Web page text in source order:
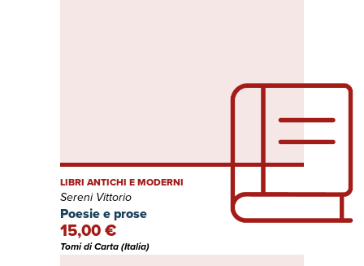
Poesie e prose
LIBRI ANTICHI E MODERNI
Sereni Vittorio
15,00 €
Tomi di Carta (Italia)